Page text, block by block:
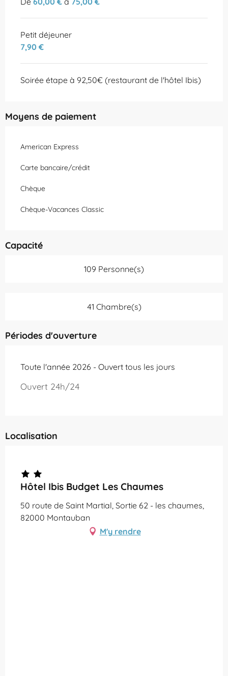
Petit déjeuner
7,90 €
Soirée étape à 92,50€ (restaurant de l'hôtel Ibis)
Moyens de paiement
American Express
Carte bancaire/crédit
Chèque
Chèque-Vacances Classic
Capacité
109 Personne(s)
41 Chambre(s)
Périodes d'ouverture
Toute l'année 2026 - Ouvert tous les jours
Ouvert 24h/24
Localisation
Hôtel Ibis Budget Les Chaumes
50 route de Saint Martial, Sortie 62 - les chaumes,
82000 Montauban
M'y rendre